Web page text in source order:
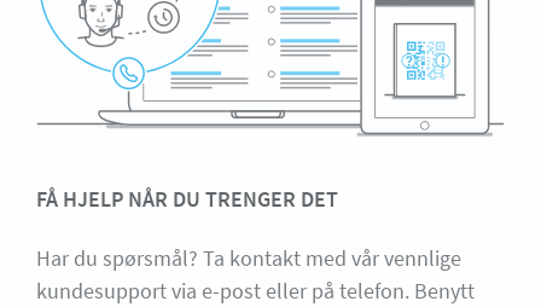
FÅ HJELP NÅR DU TRENGER DET
Har du spørsmål? Ta kontakt med vår vennlige
kundesupport via e-post eller på telefon. Benytt